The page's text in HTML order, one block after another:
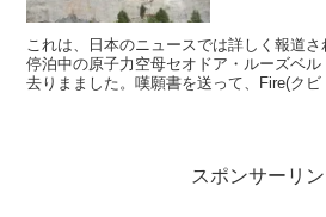
これは、日本のニュースでは詳しく報道
停泊中の原子力空母セオドア・ルーズベ
去りまました。嘆願書を送って、Fire(ク
スポンサーリン